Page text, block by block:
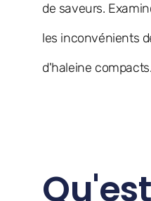
de saveurs.
les inconvénients
d'haleine compacts.